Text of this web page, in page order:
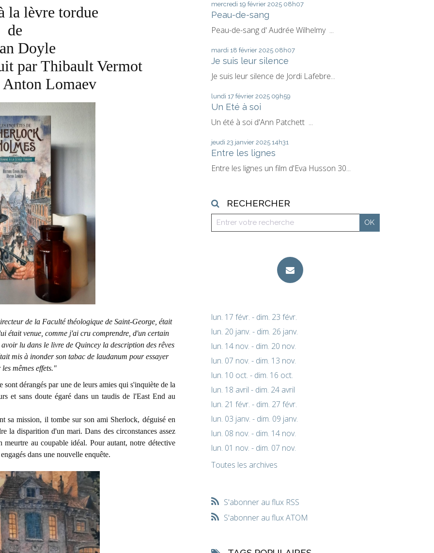
la lèvre tordue
de
Doyle
par Thibault Vermot
Lomaev
de la Faculté théologique de Saint-George, était
était venue, comme j'ai cru comprendre, d'un certain
lu dans le livre de Quincey la description des rêves
mis à inonder son tabac de laudanum pour essayer
mêmes effets."
dérangés par une de leurs amies qui s'inquiète de la
et sans doute égaré dans un taudis de l'East End au
sa mission, il tombe sur son ami Sherlock, déguisé en
la disparition d'un mari. Dans des circonstances assez
meurtre au coupable idéal. Pour autant, notre détective
dans une nouvelle enquête.
mercredi 19 février 2025 08h07
Peau-de-sang
Peau-de-sang d' Audrée Wilhelmy ...
mardi 18 février 2025 08h07
Je suis leur silence
Je suis leur silence de Jordi Lafebre...
lundi 17 février 2025 09h59
Un Eté à soi
Un été à soi d'Ann Patchett ...
jeudi 23 janvier 2025 14h31
Entre les lignes
Entre les lignes un film d'Eva Husson 30...
RECHERCHER
lun. 17 févr. - dim. 23 févr.
lun. 20 janv. - dim. 26 janv.
lun. 14 nov. - dim. 20 nov.
lun. 07 nov. - dim. 13 nov.
lun. 10 oct. - dim. 16 oct.
lun. 18 avril - dim. 24 avril
lun. 21 févr. - dim. 27 févr.
lun. 03 janv. - dim. 09 janv.
lun. 08 nov. - dim. 14 nov.
lun. 01 nov. - dim. 07 nov.
Toutes les archives
S'abonner au flux RSS
S'abonner au flux ATOM